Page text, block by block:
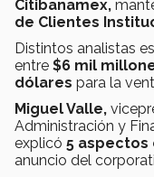
Citibanamex,
de Clientes
Distintos analistas
entre $6 mil
dólares para la
Miguel Valle,
Administración y
explicó 5 aspectos
anuncio del